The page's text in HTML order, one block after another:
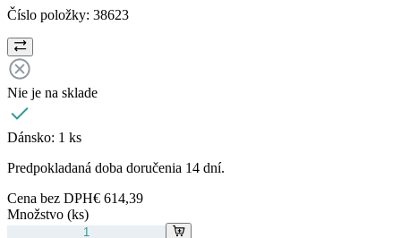
Číslo položky: 38623
Nie je na sklade
Dánsko: 1 ks
Predpokladaná doba doručenia 14 dní.
Cena bez DPH€ 614,39
Množstvo (ks)